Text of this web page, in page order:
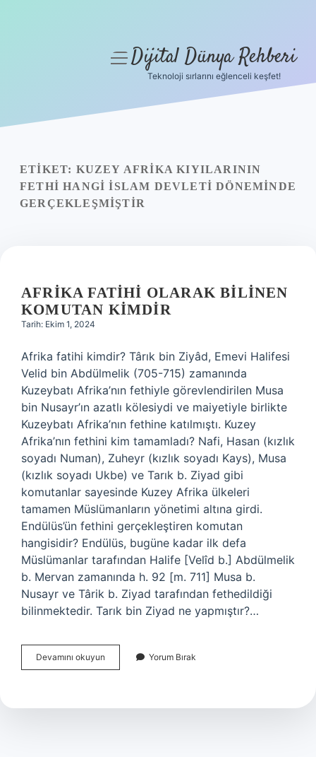
Yasal Uyarı
Hakkımızda
menüyüDijital Dünya Rehberi
Teknoloji sırlarını eğlenceli keşfet!
ETIKET: KUZEY AFRIKA KIYILARININ
FETHI HANGI İSLAM DEVLETI DÖNEMINDE
GERÇEKLEŞMIŞTIR
AFRIKA FATIHI OLARAK BILINEN
KOMUTAN KIMDIR
Tarih: Ekim 1, 2024
Afrika fatihi kimdir? Târık bin Ziyâd, Emevi Halifesi
Velid bin Abdülmelik (705-715) zamanında
Kuzeybatı Afrika’nın fethiyle görevlendirilen Musa
bin Nusayr’ın azatlı kölesiydi ve maiyetiyle birlikte
Kuzeybatı Afrika’nın fethine katılmıştı. Kuzey
Afrika’nın fethini kim tamamladı? Nafi, Hasan (kızlık
soyadı Numan), Zuheyr (kızlık soyadı Kays), Musa
(kızlık soyadı Ukbe) ve Tarık b. Ziyad gibi
komutanlar sayesinde Kuzey Afrika ülkeleri
tamamen Müslümanların yönetimi altına girdi.
Endülüs’ün fethini gerçekleştiren komutan
hangisidir? Endülüs, bugüne kadar ilk defa
Müslümanlar tarafından Halife [Velîd b.] Abdülmelik
b. Mervan zamanında h. 92 [m. 711] Musa b.
Nusayr ve Târik b. Ziyad tarafından fethedildiği
bilinmektedir. Tarık bin Ziyad ne yapmıştır?…
Devamını okuyun
Fatihi
Komutan
Yorum Bırak